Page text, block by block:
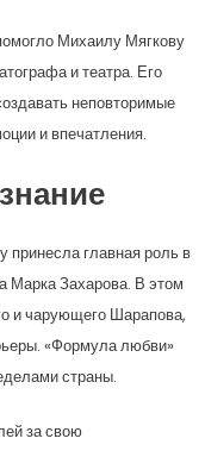
Михаилу Мягкову
и театра. Его
неповторимые
и впечатления.
главная роль в
Захарова. В этом
и чарующего Шарапова,
«Формула любви»
страны.
за свою